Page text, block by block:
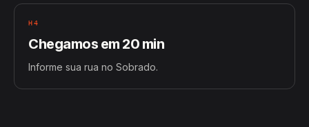
H4
Chegamos em 20 min
Informe sua rua no Sobrado.